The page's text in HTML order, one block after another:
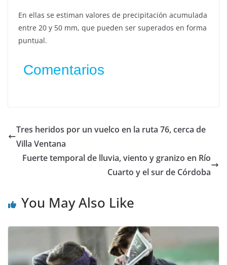
En ellas se estiman valores de precipitación acumulada
entre 20 y 50 mm, que pueden ser superados en forma
puntual.
Comentarios
Tres heridos por un vuelco en la ruta 76, cerca de
Villa Ventana
Fuerte temporal de lluvia, viento y granizo en Río
Cuarto y el sur de Córdoba
You May Also Like